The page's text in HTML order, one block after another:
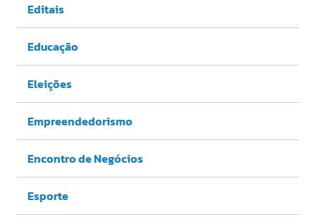
Editais
Educação
Eleições
Empreendedorismo
Encontro de Negócios
Esporte